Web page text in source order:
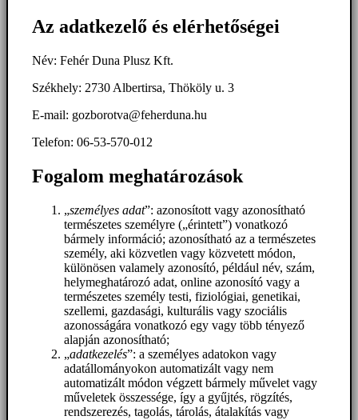
Az adatkezelő és elérhetőségei
Név: Fehér Duna Plusz Kft.
Székhely: 2730 Albertirsa, Thököly u. 3
E-mail: gozborotva@feherduna.hu
Telefon: 06-53-570-012
Fogalom meghatározások
„személyes adat”: azonosított vagy azonosítható
természetes személyre („érintett”) vonatkozó
bármely információ; azonosítható az a természetes
személy, aki közvetlen vagy közvetett módon,
különösen valamely azonosító, például név, szám,
helymeghatározó adat, online azonosító vagy a
természetes személy testi, fiziológiai, genetikai,
szellemi, gazdasági, kulturális vagy szociális
azonosságára vonatkozó egy vagy több tényező
alapján azonosítható;
„adatkezelés”: a személyes adatokon vagy
adatállományokon automatizált vagy nem
automatizált módon végzett bármely művelet vagy
műveletek összessége, így a gyűjtés, rögzítés,
rendszerezés, tagolás, tárolás, átalakítás vagy